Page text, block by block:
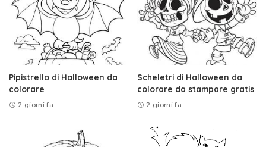
Pipistrello di Halloween da
colorare
2 giorni fa
Scheletri di Halloween da
colorare da stampare gratis
2 giorni fa